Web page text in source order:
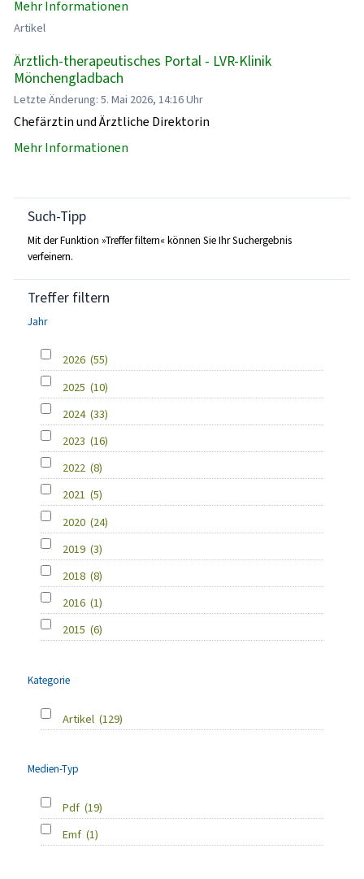
Mehr Informationen
Artikel
Ärztlich-therapeutisches Portal - LVR-Klinik
Mönchengladbach
Letzte Änderung: 5. Mai 2026, 14:16 Uhr
Chefärztin und Ärztliche Direktorin
Mehr Informationen
Such-Tipp
Mit der Funktion »Treffer filtern« können Sie Ihr Suchergebnis
verfeinern.
Treffer filtern
Jahr
2026 (55)
2025 (10)
2024 (33)
2023 (16)
2022 (8)
2021 (5)
2020 (24)
2019 (3)
2018 (8)
2016 (1)
2015 (6)
Kategorie
Artikel (129)
Medien-Typ
Pdf (19)
Emf (1)